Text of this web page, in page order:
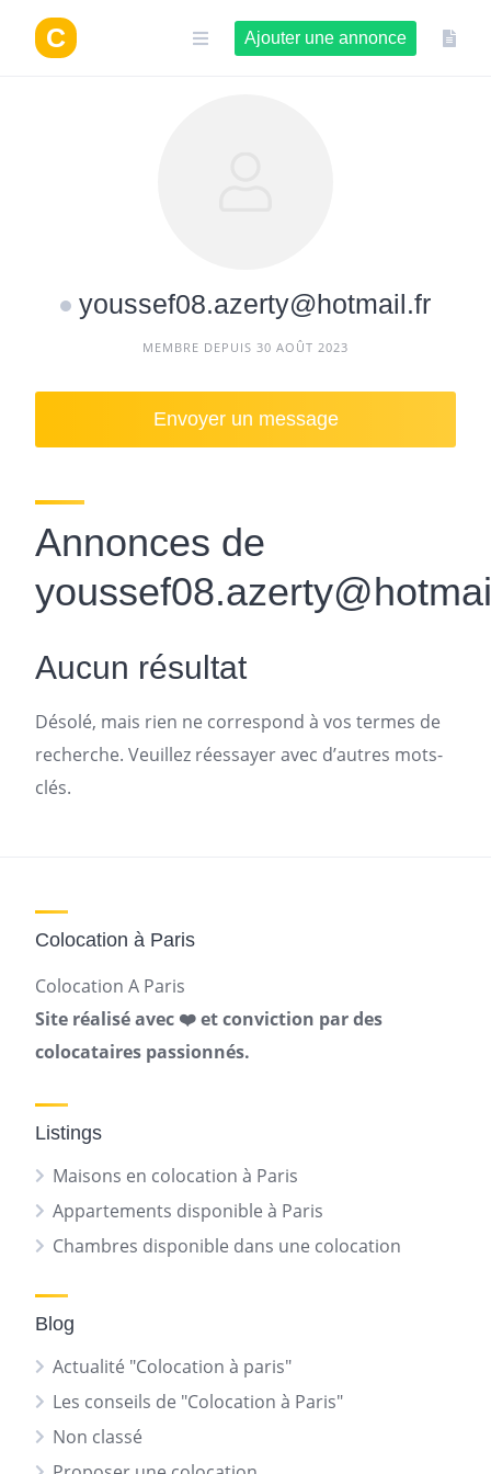
contenu
Ajouter une annonce
youssef08.azerty@hotmail.fr
MEMBRE DEPUIS 30 AOÛT 2023
Envoyer un message
Annonces de
Aucun résultat
Désolé, mais rien ne correspond à vos termes de
recherche. Veuillez réessayer avec d’autres mots-
clés.
Colocation à Paris
Colocation A Paris
Site réalisé avec ❤️ et conviction par des
colocataires passionnés.
Listings
Maisons en colocation à Paris
Appartements disponible à Paris
Chambres disponible dans une colocation
Blog
Actualité "Colocation à paris"
Les conseils de "Colocation à Paris"
Non classé